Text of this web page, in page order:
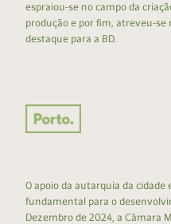
espraiou-se no campo da
produção e por fim, atreveu-se
destaque para a BD.
O apoio da autarquia da
fundamental para o
Dezembro de 2024, a Câmara